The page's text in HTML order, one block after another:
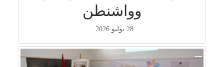
وواشنطن
28 يوليو 2026